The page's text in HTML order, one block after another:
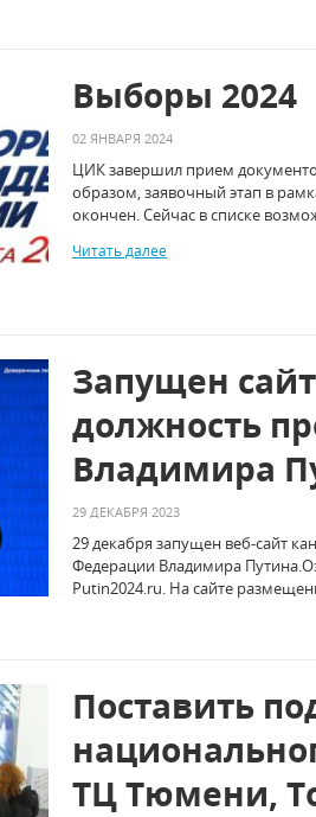
Выборы 2024
02 ЯНВАРЯ 2024
ЦИК завершил прием
образом, заявочный этап в
окончен. Сейчас в списке
Читать далее
Запущен
должность
Владимира
29 ДЕКАБРЯ 2023
29 декабря запущен веб-сайт
Федерации Владимира
Putin2024.ru. На сайте
Поставить
ТЦ Тюмени,